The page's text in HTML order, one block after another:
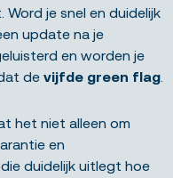
je snel en duidelijk
update na je
en worden je
de vijfde green flag
het niet alleen om
en
duidelijk uitlegt hoe